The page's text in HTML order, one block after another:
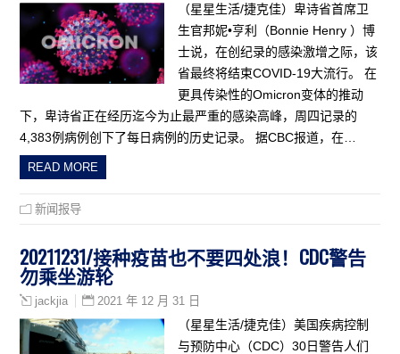
（星星生活/捷克佳）卑诗省首席卫
生官邦妮•亨利（Bonnie Henry ）博
士说，在创纪录的感染激增之际，该
省最终将结束COVID-19大流行。 在
更具传染性的Omicron变体的推动
下，卑诗省正在经历迄今为止最严重的感染高峰，周四记录的
4,383例病例创下了每日病例的历史记录。 据CBC报道，在…
READ MORE
新闻报导
20211231/接种疫苗也不要四处浪！CDC警告
勿乘坐游轮
jackjia 2021 年 12 月 31 日
（星星生活/捷克佳）美国疾病控制
与预防中心（CDC）30日警告人们